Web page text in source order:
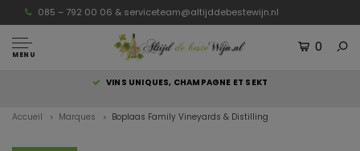
085 – 792 00 06 & serviceteam@altijddebestewijn.nl
MENU
0
VINS UNIQUES, CHAMPAGNE ET SEKT
Accueil Marques Boplaas Family Vineyards & Distilling